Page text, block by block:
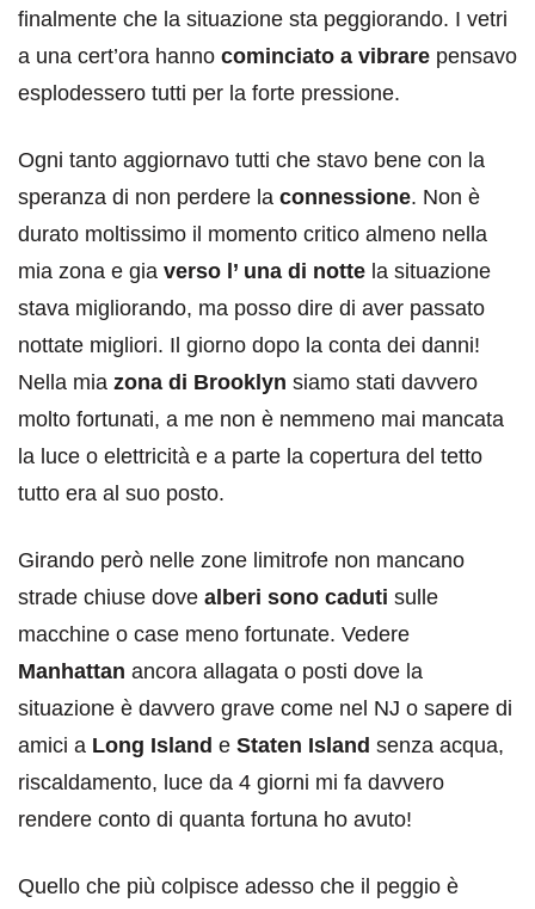
finalmente che la situazione sta peggiorando. I vetri
a una cert’ora hanno cominciato a vibrare pensavo
esplodessero tutti per la forte pressione.
Ogni tanto aggiornavo tutti che stavo bene con la
speranza di non perdere la connessione. Non è
durato moltissimo il momento critico almeno nella
mia zona e gia verso l’ una di notte la situazione
stava migliorando, ma posso dire di aver passato
nottate migliori. Il giorno dopo la conta dei danni!
Nella mia zona di Brooklyn siamo stati davvero
molto fortunati, a me non è nemmeno mai mancata
la luce o elettricità e a parte la copertura del tetto
tutto era al suo posto.
Girando però nelle zone limitrofe non mancano
strade chiuse dove alberi sono caduti sulle
macchine o case meno fortunate. Vedere
Manhattan ancora allagata o posti dove la
situazione è davvero grave come nel NJ o sapere di
amici a Long Island e Staten Island senza acqua,
riscaldamento, luce da 4 giorni mi fa davvero
rendere conto di quanta fortuna ho avuto!
Quello che più colpisce adesso che il peggio è